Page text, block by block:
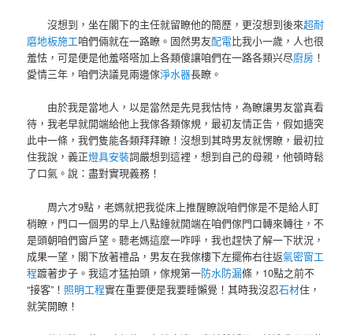
沒想到，坐在閣下的主任就留瞭他的簡歷，更沒想到後來超耐
磨地板施工咱們倆就在一路瞭。固然男友配電比我小一歲，人也很
羞怯，可是便是他羞嗒嗒加上各類傻讓咱們在一路各類兴尽廚房 ！
愛情三年，咱們決議見兩邊傢淨水器長瞭。
由於我是當地人，以是當然是先見我怙恃，為瞭讓男友當真看
待，我老早就開端給他上我傢各類傢規，最初友情正告，假如搪突
此中一條，我們隻能各類拜拜瞭！沒想到其時男友就愣瞭，最初拉
住我說，義正燈具安裝詞嚴想到這裡，想到自己的母親，他頓時鬆
了口氣。說：盡對實現義務！
周六才9點，老媽就把我從床上推醒瞭說咱們傢是不是給人盯
梢瞭，門口一個男的早上八點鐘就開端在咱們傢門口轉來轉往，不
是頭朝咱們窗戶望。聽老媽這麼一咋呼，我也趕快了解一下狀況，
成果一望，閣下放著禮品，男友在我傢樓下左擺佈右往返氣密窗工
程踱著步子。我這才猛拍頭，傢規第一防水防漏條，10點之前不
“接客”！ 照明工程實在重要便是我要睡懶覺！其時我沒忍石材住，
就笑開瞭！